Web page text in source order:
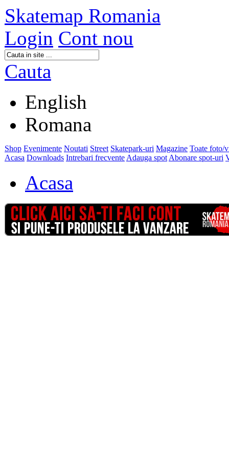
Skatemap Romania
Login Cont nou
Cauta
English
Romana
Shop Evenimente Noutati Street Skatepark-uri Magazine Toate foto/
Acasa Downloads Intrebari frecvente Adauga spot Abonare spot-uri
Acasa